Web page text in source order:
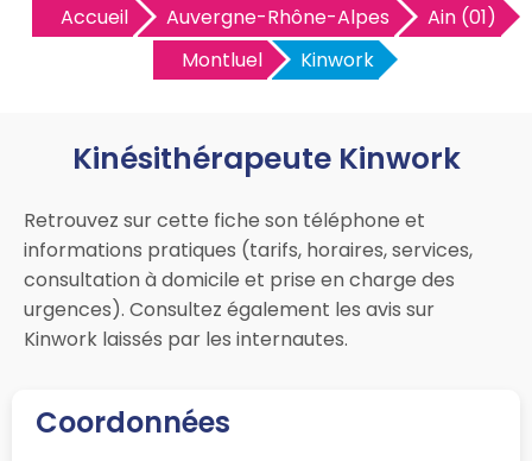
Accueil Auvergne-Rhône-Alpes
Ain (01)
Montluel
Kinwork
Kinésithérapeute Kinwork
Retrouvez sur cette fiche son téléphone et
informations pratiques (tarifs, horaires, services,
consultation à domicile et prise en charge des
urgences). Consultez également les avis sur
Kinwork laissés par les internautes.
Coordonnées